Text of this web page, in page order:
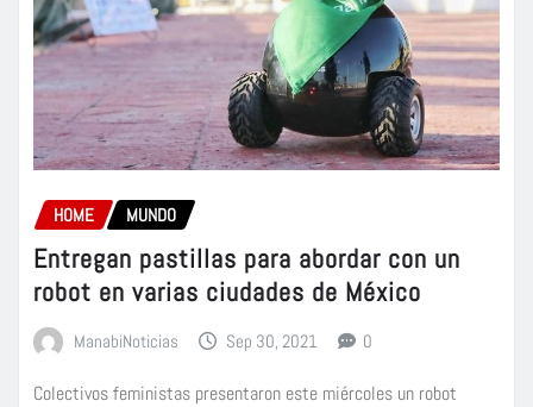
HOME MUNDO
Entregan pastillas para abordar con un
robot en varias ciudades de México
ManabiNoticias Sep 30, 2021 0
Colectivos feministas presentaron este miércoles un robot